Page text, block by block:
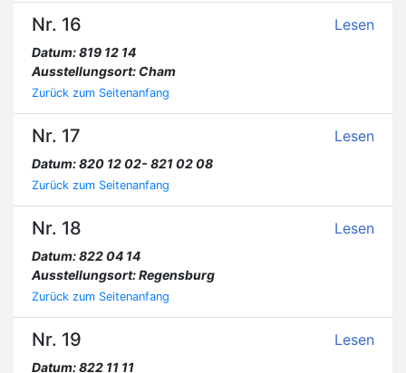
Nr. 16 Lesen
Datum: 819 12 14
Ausstellungsort: Cham
Zurück zum Seitenanfang
Nr. 17 Lesen
Datum: 820 12 02- 821 02 08
Zurück zum Seitenanfang
Nr. 18 Lesen
Datum: 822 04 14
Ausstellungsort: Regensburg
Zurück zum Seitenanfang
Nr. 19 Lesen
Datum: 822 11 11